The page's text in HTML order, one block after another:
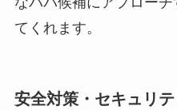
てくれます。
安全対策・セキュリ